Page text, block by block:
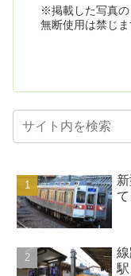
※掲載した写真の
無断使用は禁じま
駅